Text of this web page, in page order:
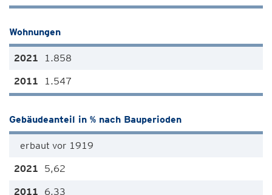
Wohnungen
1.858
1.547
Gebäudeanteil in % nach Bauperioden
erbaut vor 1919
5,62
6,33